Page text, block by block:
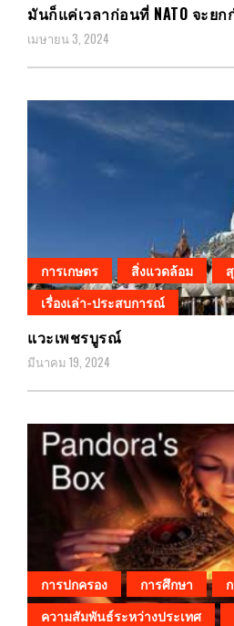
มันก็แค่เวลาก่อนที่ NATO จะยก
เมษายน 3, 2024
การเกษตร สิ่งแวดล้อม
เรื่องเล่า-ประสบการณ์
แวะเพชรบูรณ์
มีนาคม 19, 2024
การปกครอง การศึกษา
ความสัมพันธ์ระหว่างประเทศ